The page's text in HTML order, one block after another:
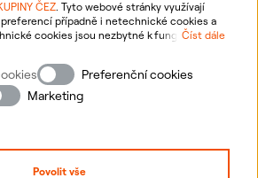
ČEZ. Tyto webové stránky využívají
případně i netechnické cookies a
cookies jsou nezbytné k fungování
k personalizaci reklam a analytice.
cookies a vašich osobních údajů
Bližší informace o vašich právech,
včetně možnosti odvolání udělených
Číst dále
Preferenční cookies
Marketing
Povolit vše
Informace o webu
Nastavení cookies
Přihlásit se